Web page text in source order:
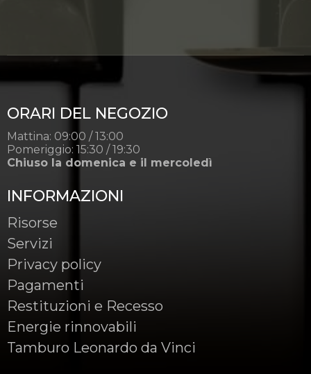
ORARI DEL NEGOZIO
Mattina: 09:00 / 13:00
Pomeriggio: 15:30 / 19:30
Chiuso la domenica e il mercoledì
INFORMAZIONI
Risorse
Servizi
Privacy policy
Pagamenti
Restituzioni e Recesso
Energie rinnovabili
Tamburo Leonardo da Vinci